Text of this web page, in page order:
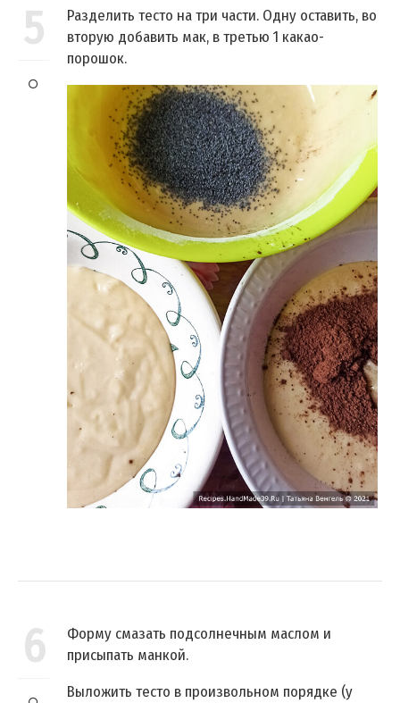
5
Разделить тесто на три части. Одну оставить, во
вторую добавить мак, в третью 1 какао-
порошок.
6
Форму смазать подсолнечным маслом и
присыпать манкой.
Выложить тесто в произвольном порядке (у